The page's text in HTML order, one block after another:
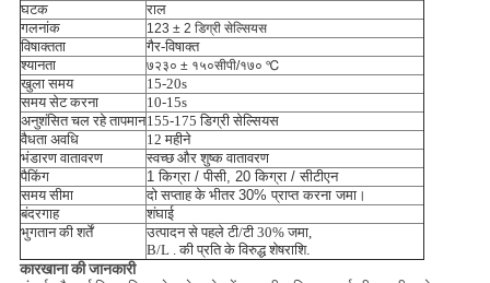
घटक
राल
गलनांक
123 ± 2 डिग्री सेल्सियस
विषाक्तता
गैर-विषाक्त
श्यानता
७२३० ± १५०सीपी/१७० ℃
खुला समय
15-20s
समय सेट करना
10-15s
अनुशंसित चल रहे तापमान155-175 डिग्री सेल्सियस
वैधता अवधि
12 महीने
भंडारण वातावरण
स्वच्छ और शुष्क वातावरण
पैकिंग
1 किग्रा / पीसी, 20 किग्रा / सीटीएन
समय सीमा
दो सप्ताह के भीतर 30% प्राप्त करनाजमा।
बंदरगाह
शंघाई
भुगतान की शर्तें
उत्पादन से पहले टी/टी 30% जमा,
B/L . की प्रति के विरुद्ध शेषराशि.
कारखाना की जानकारी